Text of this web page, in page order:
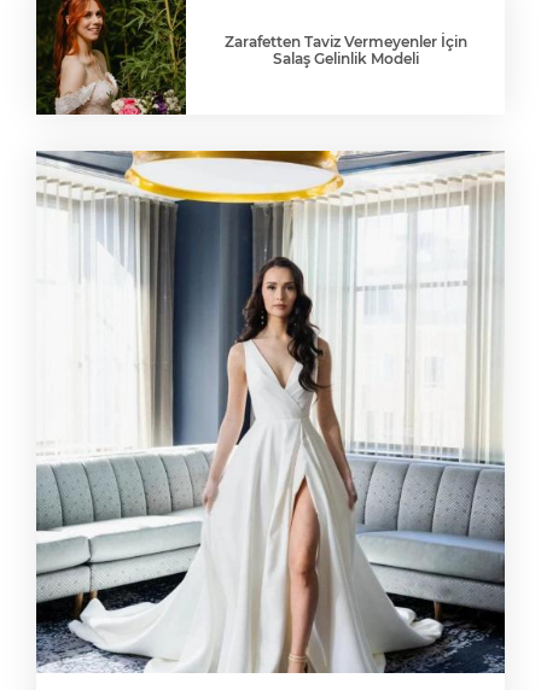
Zarafetten Taviz Vermeyenler İçin
Salaş Gelinlik Modeli